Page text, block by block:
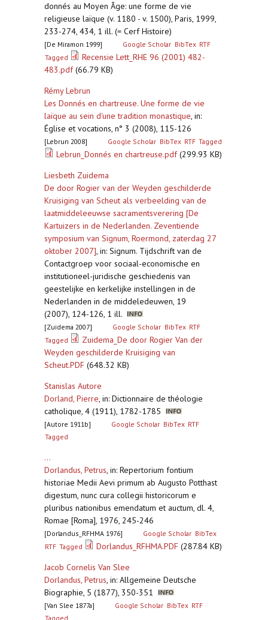
donnés au Moyen Âge: une forme de vie
religieuse laïque (v. 1180 - v. 1500), Paris, 1999,
233-274, 434, 1 ill. (= Cerf Histoire)
[De Miramon 1999] Google Scholar BibTex RTF
Tagged
Recensie Lett_RHE 96 (2001) 482-
483.pdf(66.79 KB)
Rémy Lebrun
Les Donnés en chartreuse. Une forme de vie
laïque au sein d'une tradition monastique, in:
Église et vocations, n° 3 (2008), 115-126
[Lebrun 2008] Google Scholar BibTex RTF Tagged
Lebrun_Donnés en chartreuse.pdf(299.93 KB)
Liesbeth Zuidema
De door Rogier van der Weyden geschilderde
Kruisiging van Scheut als verbeelding van de
laatmiddeleeuwse sacramentsverering [De
Kartuizers in de Nederlanden. Zeventiende
symposium van Signum, Roermond, zaterdag 27
oktober 2007], in: Signum. Tijdschrift van de
Contactgroep voor sociaal-economische en
institutioneel-juridische geschiedenis van
geestelijke en kerkelijke instellingen in de
Nederlanden in de middeledeuwen, 19
(2007), 124-126, 1 ill.
[Zuidema 2007] Google Scholar BibTex RTF
Tagged
Zuidema_De door Rogier Van der
Weyden geschilderde Kruisiging van
Scheut.PDF (648.32 KB)
Stanislas Autore
Dorland, Pierre, in: Dictionnaire de théologie
catholique, 4 (1911), 1782-1785
[Autore 1911b] Google Scholar BibTex RTF
Tagged
...
Dorlandus, Petrus, in: Repertorium fontium
historiae Medii Aevi primum ab Augusto Potthast
digestum, nunc cura collegii historicorum e
pluribus nationibus emendatum et auctum, dl. 4,
Romae [Roma], 1976, 245-246
[Dorlandus_RFHMA 1976] Google Scholar BibTex
RTF Tagged Dorlandus_RFHMA.PDF (287.84 KB)
Jacob Cornelis Van Slee
Dorlandus, Petrus, in: Allgemeine Deutsche
Biographie, 5 (1877), 350-351
[Van Slee 1877a] Google Scholar BibTex RTF
Tagged